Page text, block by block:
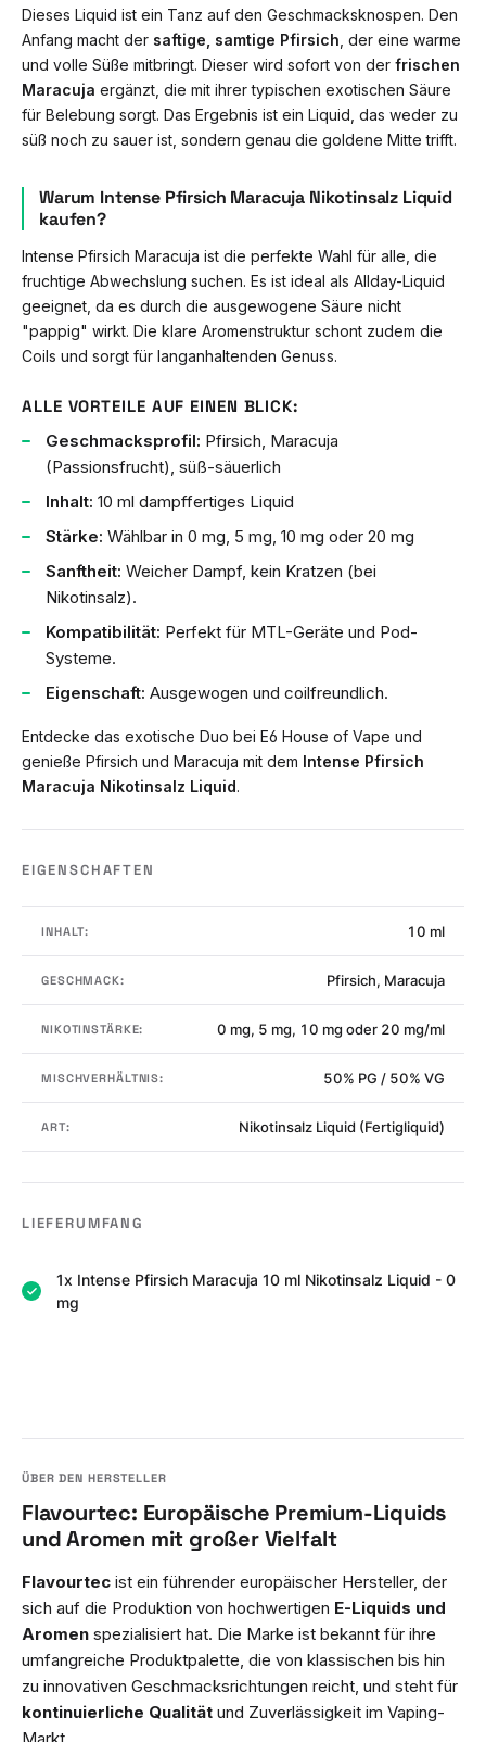
Dieses Liquid ist ein Tanz auf den Geschmacksknospen. Den
Anfang macht der saftige, samtige Pfirsich , der eine warme
und volle Süße mitbringt. Dieser wird sofort von der frischen
Maracuja ergänzt, die mit ihrer typischen exotischen Säure
für Belebung sorgt. Das Ergebnis ist ein Liquid, das weder zu
süß noch zu sauer ist, sondern genau die goldene Mitte trifft.
Warum Intense Pfirsich Maracuja Nikotinsalz Liquid
kaufen?
Intense Pfirsich Maracuja ist die perfekte Wahl für alle, die
fruchtige Abwechslung suchen. Es ist ideal als Allday-Liquid
geeignet, da es durch die ausgewogene Säure nicht
"pappig" wirkt. Die klare Aromenstruktur schont zudem die
Coils und sorgt für langanhaltenden Genuss.
ALLE VORTEILE AUF EINEN BLICK:
Geschmacksprofil: Pfirsich, Maracuja
(Passionsfrucht), süß-säuerlich
Inhalt: 10 ml dampffertiges Liquid
Stärke: Wählbar in 0 mg, 5 mg, 10 mg oder 20 mg
Sanftheit: Weicher Dampf, kein Kratzen (bei
Nikotinsalz).
Kompatibilität: Perfekt für MTL-Geräte und Pod-
Systeme.
Eigenschaft: Ausgewogen und coilfreundlich.
Entdecke das exotische Duo bei E6 House of Vape und
genieße Pfirsich und Maracuja mit dem Intense Pfirsich
Maracuja Nikotinsalz Liquid.
EIGENSCHAFTEN
INHALT: 10 ml
GESCHMACK: Pfirsich, Maracuja
NIKOTINSTÄRKE: 0 mg, 5 mg, 10 mg oder 20 mg/ml
MISCHVERHÄLTNIS: 50% PG / 50% VG
ART: Nikotinsalz Liquid (Fertigliquid)
LIEFERUMFANG
1x Intense Pfirsich Maracuja 10 ml Nikotinsalz Liquid - 0
mg
Flavourtec: Europäische Premium-Liquids
und Aromen mit großer Vielfalt
Flavourtec ist ein führender europäischer Hersteller, der
sich auf die Produktion von hochwertigen E-Liquids und
Aromen spezialisiert hat. Die Marke ist bekannt für ihre
umfangreiche Produktpalette, die von klassischen bis hin
zu innovativen Geschmacksrichtungen reicht, und steht für
kontinuierliche Qualität und Zuverlässigkeit im Vaping-
Markt.